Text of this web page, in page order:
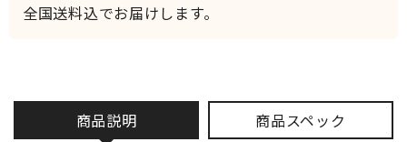
商品説明 商品スペック
全国送料込でお届けします。